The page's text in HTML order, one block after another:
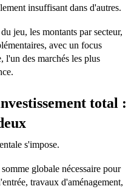
insuffisant dans d'autres.
jeu, les montants par secteur,
avec un focus
l'un des marchés les plus
total :
s'impose.
globale nécessaire pour
travaux d'aménagement,